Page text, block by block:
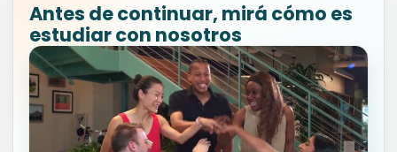
Antes de continuar, mirá cómo es
estudiar con nosotros